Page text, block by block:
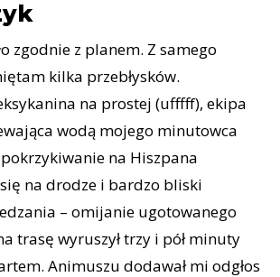
zgodnie z planem. Z samego
kilka przebłysków.
na prostej (ufffff), ekipa
wodą mojego minutowca
na Hiszpana
na drodze i bardzo bliski
– omijanie ugotowanego
trasę wyruszył trzy i pół minuty
Animuszu dodawał mi odgłos